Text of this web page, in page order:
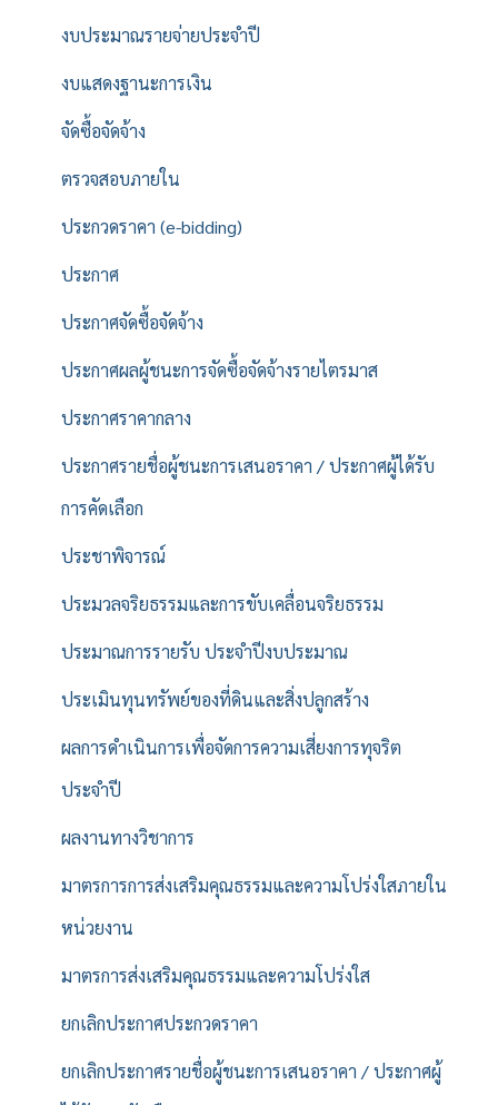
งบประมาณรายจ่ายประจำปี
งบแสดงฐานะการเงิน
จัดซื้อจัดจ้าง
ตรวจสอบภายใน
ประกวดราคา (e-bidding)
ประกาศ
ประกาศจัดซื้อจัดจ้าง
ประกาศผลผู้ชนะการจัดซื้อจัดจ้างรายไตรมาส
ประกาศราคากลาง
ประกาศรายชื่อผู้ชนะการเสนอราคา / ประกาศผู้ได้รับ
การคัดเลือก
ประชาพิจารณ์
ประมวลจริยธรรมและการขับเคลื่อนจริยธรรม
ประมาณการรายรับ ประจำปีงบประมาณ
ประเมินทุนทรัพย์ของที่ดินและสิ่งปลูกสร้าง
ผลการดำเนินการเพื่อจัดการความเสี่ยงการทุจริต
ประจำปี
ผลงานทางวิชาการ
มาตรการการส่งเสริมคุณธรรมและความโปร่งใสภายใน
หน่วยงาน
มาตรการส่งเสริมคุณธรรมและความโปร่งใส
ยกเลิกประกาศประกวดราคา
ยกเลิกประกาศรายชื่อผู้ชนะการเสนอราคา / ประกาศผู้